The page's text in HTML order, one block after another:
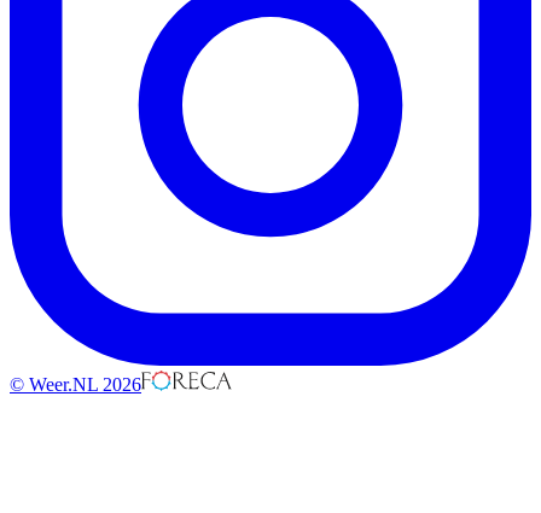
© Weer.NL 2026